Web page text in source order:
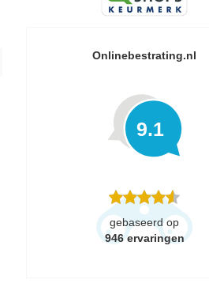
Onlinebestrating.nl
9.1
gebaseerd op
946 ervaringen